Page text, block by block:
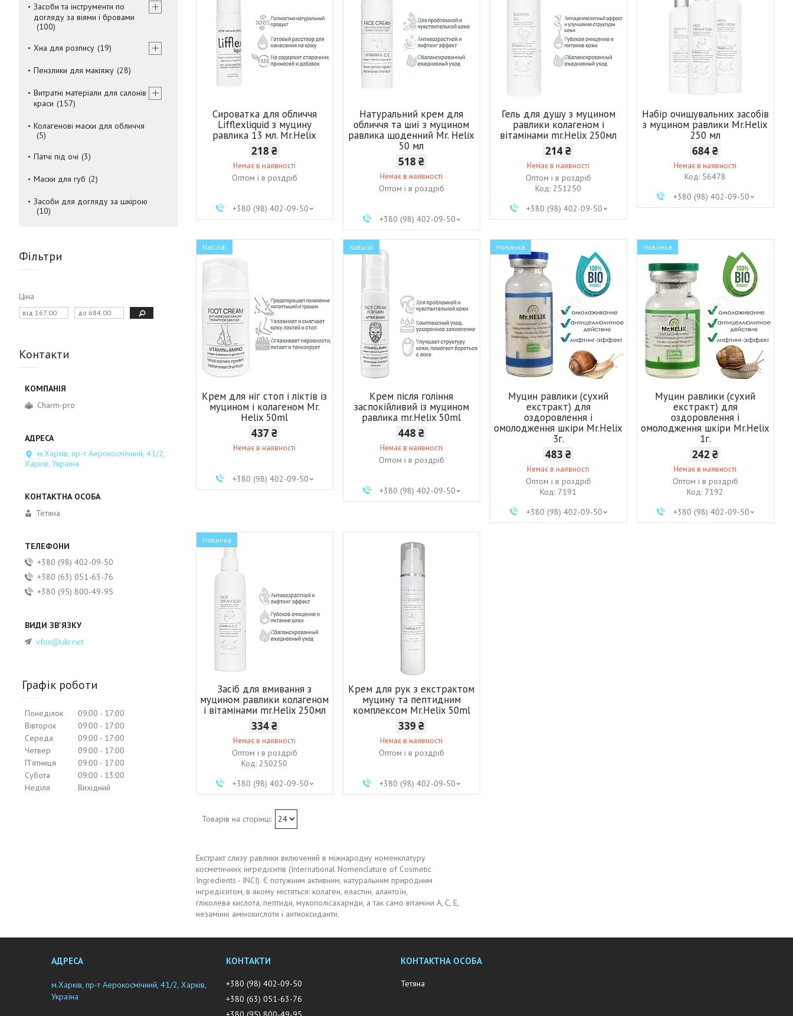
Сироватка для обличчя
Lifflexliquid з муцину
равлика 13 мл. Mr.Helix
218 ₴
Немає в наявності
Оптом і в роздріб
+380 (98) 402-09-50
Натуральний крем для
обличчя та шиї з муцином
равлика щоденний Mr. Helix
50 мл
518 ₴
Немає в наявності
Оптом і в роздріб
+380 (98) 402-09-50
Гель для душу з муцином
равлики колагеном і
вітамінами mr.Helix 250мл
214 ₴
Немає в наявності
Оптом і в роздріб
251250
+380 (98) 402-09-50
Набір очищувальних засобів
з муцином равлики Mr.Helix
250 мл
684 ₴
Немає в наявності
56478
+380 (98) 402-09-50
Natural
Крем для ніг стоп і ліктів із
муцином і колагеном Mr.
Helix 50ml
437 ₴
Немає в наявності
+380 (98) 402-09-50
Natural
Крем після гоління
заспокійливий із муцином
равлика mr.Helix 50ml
448 ₴
Немає в наявності
Оптом і в роздріб
+380 (98) 402-09-50
Новинка
Муцин равлики (сухий
екстракт) для
оздоровлення і
омолодження шкіри Mr.Helix
3г.
483 ₴
Немає в наявності
Оптом і в роздріб
7191
+380 (98) 402-09-50
Новинка
Муцин равлики (сухий
екстракт) для
оздоровлення і
омолодження шкіри Mr.Helix
1г.
242 ₴
Немає в наявності
Оптом і в роздріб
7192
+380 (98) 402-09-50
Новинка
Засіб для вмивання з
муцином равлики колагеном
і вітамінами mr.Helix 250мл
334 ₴
Немає в наявності
Оптом і в роздріб
250250
+380 (98) 402-09-50
Крем для рук з екстрактом
муцину та пептидним
комплексом Mr.Helix 50ml
339 ₴
Немає в наявності
Оптом і в роздріб
+380 (98) 402-09-50
Екстракт слизу равлики включений в міжнародну номенклатуру
косметичних інгредієнтів (International Nomenclature of Cosmetic
Ingredients - INCI). Є потужним активним, натуральним природним
інгредієнтом, в якому містяться: колаген, еластин, алантоїн,
гліколева кислота, пептиди, мукополісахариди, а так само вітаміни А, C, E,
незамінні амінокислоти і антиоксиданти.
Засоби та інструменти по
догляду за віями і бровами
100
Хна для розпису 19
Пензлики для макіяжу 28
Витратні матеріали для салонів
краси
157
Колагенові маски для обличчя
5
Патчі під очі
3
Маски для губ 2
Засоби для догляду за шкірою
10
Фільтри
Ціна
Контакти
Charm-pro
м.Харків, пр-т Аерокосмічний, 41/2,
Харків, Україна
Тетяна
+380 (98) 402-09-50
+380 (63) 051-63-76
+380 (95) 800-49-95
vfon@ukr.net
Графік роботи
Понеділок 09:00
17:00
Вівторок
09:00
17:00
Середа
09:00
17:00
Четвер
09:00
17:00
Пʼятниця
09:00
17:00
Субота
09:00
13:00
Неділя
Вихідний
м.Харків, пр-т Аерокосмічний, 41/2, Харків,
Україна
+380 (98) 402-09-50
+380 (63) 051-63-76
Тетяна